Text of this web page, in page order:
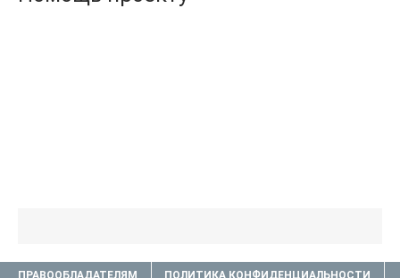
ПРАВООБЛАДАТЕЛЯМ ПОЛИТИКА КОНФИДЕНЦИАЛЬНОСТИ